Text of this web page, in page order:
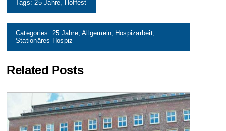
Tags:25 Jahre, Hoffest
Categories: 25 Jahre,Allgemein, Hospizarbeit,
Stationäres Hospiz
Related Posts